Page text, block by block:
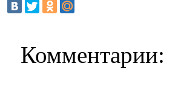
Комментарии: